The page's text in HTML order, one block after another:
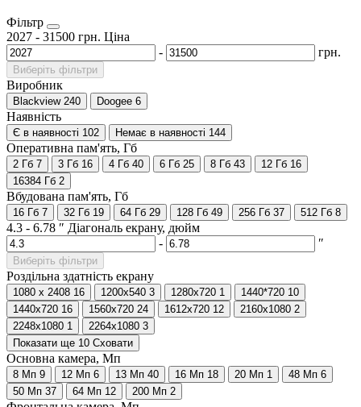
Фільтр
2027 - 31500 грн. Ціна
-
грн.
Виберіть фільтри
Виробник
Blackview 240 Doogee 6
Наявність
Є в наявності 102 Немає в наявності 144
Оперативна пам'ять, Гб
2 Гб 7 3 Гб 16 4 Гб 40 6 Гб 25 8 Гб 43 12 Гб 16
16384 Гб 2
Вбудована пам'ять, Гб
16 Гб 7 32 Гб 19 64 Гб 29 128 Гб 49 256 Гб 37 512 Гб 8
4.3 - 6.78 ″ Діагональ екрану, дюйм
-
″
Виберіть фільтри
Роздільна здатність екрану
1080 x 2408 16 1200x540 3 1280x720 1 1440*720 10
1440x720 16 1560x720 24 1612х720 12 2160x1080 2
2248x1080 1 2264x1080 3
Показати ще 10 Сховати
Основна камера, Мп
8 Мп 9 12 Мп 6 13 Мп 40 16 Мп 18 20 Мп 1 48 Мп 6
50 Мп 37 64 Мп 12 200 Мп 2